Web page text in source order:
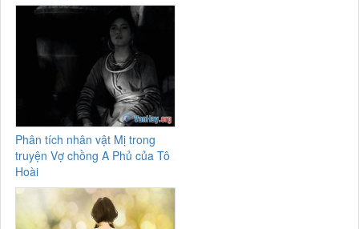
Phân tích nhân vật Mị trong
truyện Vợ chồng A Phủ của Tô
Hoài